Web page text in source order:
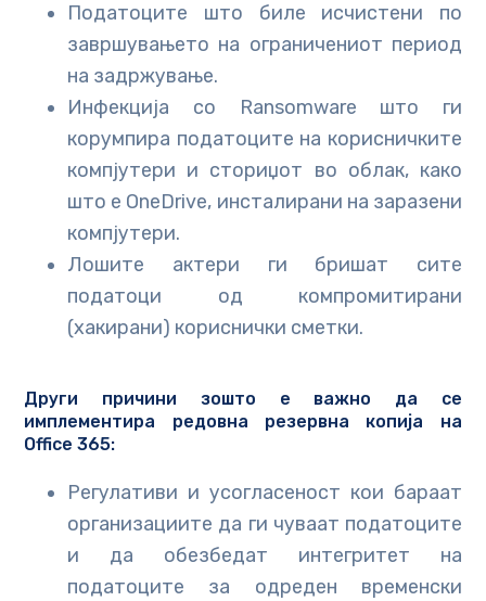
Податоците што биле исчистени по
завршувањето на ограничениот период
на задржување.
Инфекција со Ransomware што ги
корумпира податоците на корисничките
компјутери и сториџот во облак, како
што е OneDrive, инсталирани на заразени
компјутери.
Лошите актери ги бришат сите
податоци од компромитирани
(хакирани) кориснички сметки.
Други причини зошто е важно да се
имплементира редовна резервна копија на
Office 365:
Регулативи и усогласеност кои бараат
организациите да ги чуваат податоците
и да обезбедат интегритет на
податоците за одреден временски